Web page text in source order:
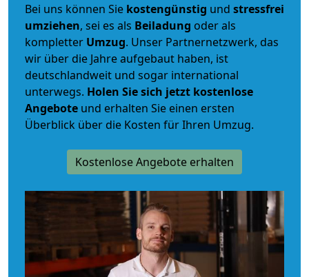
Bei uns können Sie kostengünstig und stressfrei
umziehen, sei es als Beiladung oder als
kompletter Umzug. Unser Partnernetzwerk, das
wir über die Jahre aufgebaut haben, ist
deutschlandweit und sogar international
unterwegs. Holen Sie sich jetzt kostenlose
Angebote und erhalten Sie einen ersten
Überblick über die Kosten für Ihren Umzug.
Kostenlose Angebote erhalten